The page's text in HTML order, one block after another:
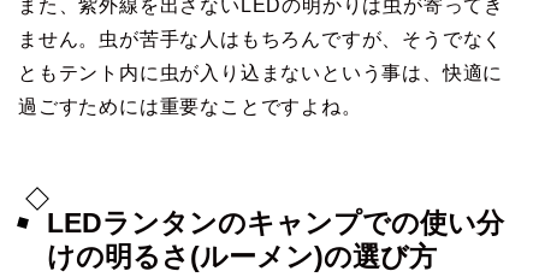
また、紫外線を出さないLEDの明かりは虫が寄ってき
ません。虫が苦手な人はもちろんですが、そうでなく
ともテント内に虫が入り込まないという事は、快適に
過ごすためには重要なことですよね。
LEDランタンのキャンプでの使い分
けの明るさ(ルーメン)の選び方